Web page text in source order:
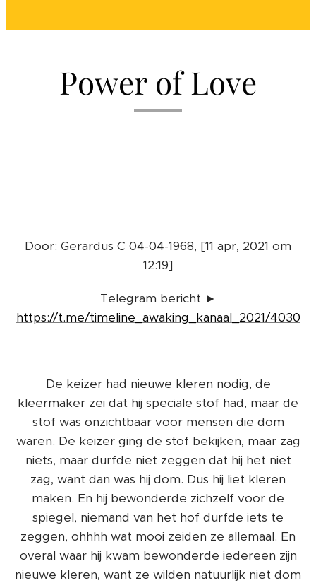
Power of Love
Door: Gerardus C 04-04-1968, [11 apr, 2021 om
12:19]
Telegram bericht ►
https://t.me/timeline_awaking_kanaal_2021/4030
De keizer had nieuwe kleren nodig, de
kleermaker zei dat hij speciale stof had, maar de
stof was onzichtbaar voor mensen die dom
waren. De keizer ging de stof bekijken, maar zag
niets, maar durfde niet zeggen dat hij het niet
zag, want dan was hij dom. Dus hij liet kleren
maken. En hij bewonderde zichzelf voor de
spiegel, niemand van het hof durfde iets te
zeggen, ohhhh wat mooi zeiden ze allemaal. En
overal waar hij kwam bewonderde iedereen zijn
nieuwe kleren, want ze wilden natuurlijk niet dom